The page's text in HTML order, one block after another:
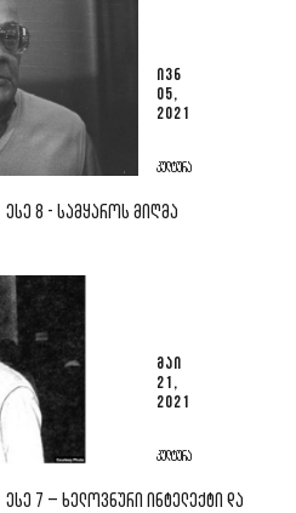
ᲘᲕᲜ
05,
2021
ᲙᲣᲚᲢᲣᲠᲐ
8 - ᲡᲐᲛᲧᲐᲠᲝᲡ ᲛᲘᲦᲛᲐ
ᲛᲐᲘ
21,
2021
ᲙᲣᲚᲢᲣᲠᲐ
7 – ᲮᲔᲚᲝᲕᲜᲣᲠᲘ ᲘᲜᲢᲔᲚᲔᲥᲢᲘ ᲓᲐ